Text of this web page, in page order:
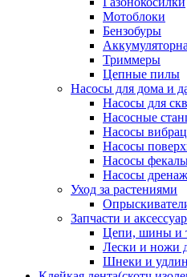
Мотоблоки
Бензобуры
Триммеры
Цепные пилы
Насосы для дома и
Насосы для
Насосные
Насосы
Насосы
Насосы
Насосы
Уход за растениями
Запчасти и
Цепи, шины и
Лески и ножи
Шнеки и